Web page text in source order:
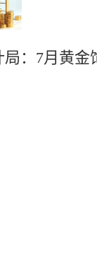
局：7月黄金